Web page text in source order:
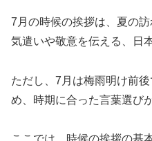
7月の時候の挨拶は、夏の
気遣いや敬意を伝える、日
ただし、7月は梅雨明け前
め、時期に合った言葉選び